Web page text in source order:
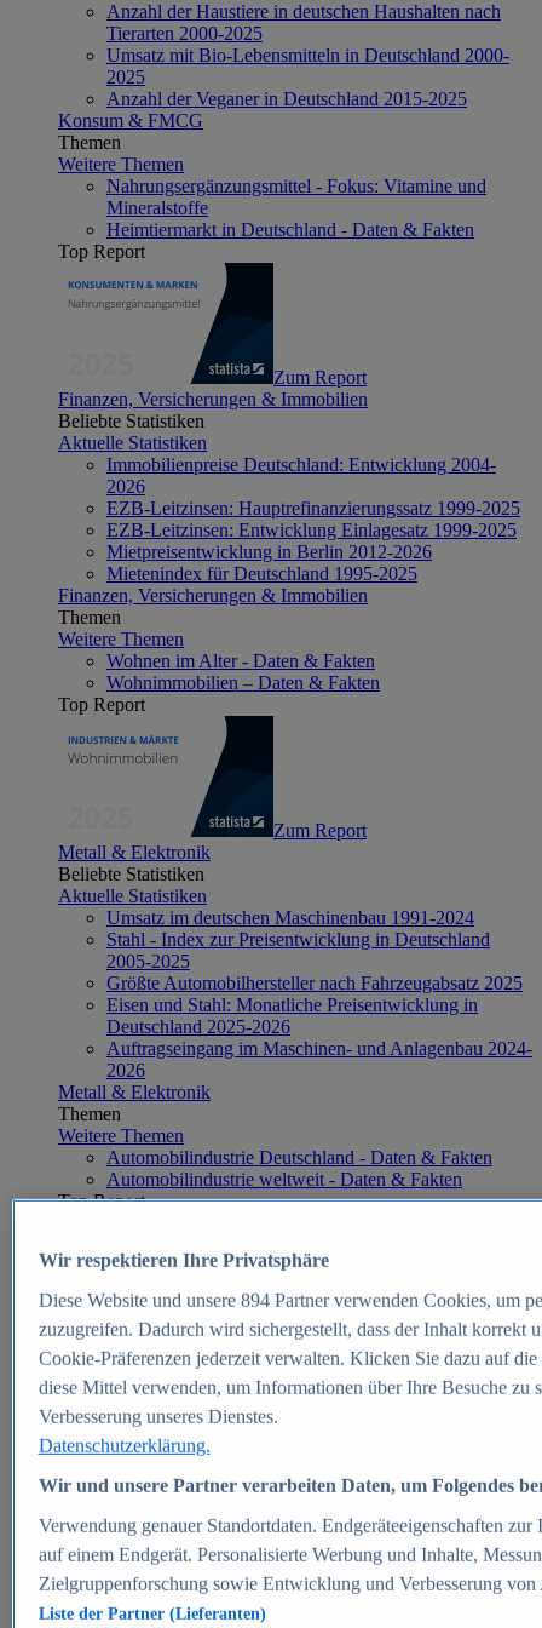
Anzahl der Haustiere in deutschen Haushalten nach
Tierarten 2000-2025
Umsatz mit Bio-Lebensmitteln in Deutschland 2000-
2025
Anzahl der Veganer in Deutschland 2015-2025
Konsum & FMCG
Themen
Weitere Themen
Nahrungsergänzungsmittel - Fokus: Vitamine und
Mineralstoffe
Heimtiermarkt in Deutschland - Daten & Fakten
Top Report
Zum Report
Finanzen, Versicherungen & Immobilien
Beliebte Statistiken
Aktuelle Statistiken
Immobilienpreise Deutschland: Entwicklung 2004-
2026
EZB-Leitzinsen: Hauptrefinanzierungssatz 1999-2025
EZB-Leitzinsen: Entwicklung Einlagesatz 1999-2025
Mietpreisentwicklung in Berlin 2012-2026
Mietenindex für Deutschland 1995-2025
Finanzen, Versicherungen & Immobilien
Themen
Weitere Themen
Wohnen im Alter - Daten & Fakten
Wohnimmobilien – Daten & Fakten
Top Report
Zum Report
Metall & Elektronik
Beliebte Statistiken
Aktuelle Statistiken
Umsatz im deutschen Maschinenbau 1991-2024
Stahl - Index zur Preisentwicklung in Deutschland
2005-2025
Größte Automobilhersteller nach Fahrzeugabsatz 2025
Eisen und Stahl: Monatliche Preisentwicklung in
Deutschland 2025-2026
Auftragseingang im Maschinen- und Anlagenbau 2024-
2026
Metall & Elektronik
Themen
Weitere Themen
Automobilindustrie Deutschland - Daten & Fakten
Automobilindustrie weltweit - Daten & Fakten
Top Report
Zum Report
E-commerce
Beliebte Statistiken
Aktuelle Statistiken
E-Commerce - Entwicklung des Umsatzes in
Deutschland 1999-2025
Umsatz von Amazon in Deutschland und weltweit
2010-2025
B2C-E-Commerce: Top-50 Online Shops in
Deutschland 2024
Marktanteile von Online-Zahlungsverfahren in
Deutschland 2024
Umsatzstarke Warengruppen im Online-Handel in
Deutschland 2023-2025
Wir respektieren Ihre Privatsphäre
Diese Website und unsere 894Partner verwenden Cookies, um
zuzugreifen. Dadurch wird sichergestellt, dass der Inhalt korrekt
Cookie-Präferenzen jederzeit verwalten. Klicken Sie dazu auf
diese Mittel verwenden, um Informationen über Ihre Besuche
Verbesserung unseres Dienstes.
Datenschutzerklärung.
Wir und unsere Partner verarbeiten Daten, um Folgendes
Verwendung genauer Standortdaten. Endgeräteeigenschaften
auf einem Endgerät. Personalisierte Werbung und Inhalte,
Zielgruppenforschung sowie Entwicklung und Verbesserung von
Liste der Partner (Lieferanten)